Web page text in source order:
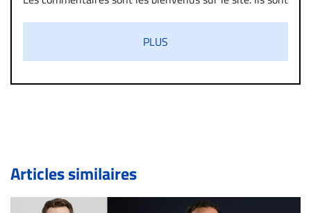
diffamatoire. Si malgré cette politique de modération,
un commentaire publié sur le site vous dérange, prenez
immédiatement contact par courriel (info@droit-
de validation, un droit de réponse.
Bien à vous,
PLUS
Articles similaires